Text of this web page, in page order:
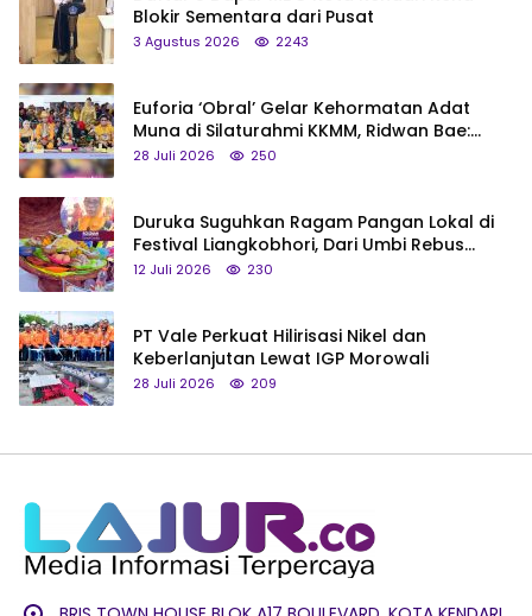
Blokir Sementara dari Pusat
3 Agustus 2026 2243
Euforia ‘Obral’ Gelar Kehormatan Adat
Muna di Silaturahmi KKMM, Ridwan Bae:
Saya Bukan Tipe Begitu, Belum Pantas!
28 Juli 2026 250
Duruka Suguhkan Ragam Pangan Lokal di
Festival Liangkobhori, Dari Umbi Rebus
hingga Tumpeng Beras Muna
12 Juli 2026 230
PT Vale Perkuat Hilirisasi Nikel dan
Keberlanjutan Lewat IGP Morowali
28 Juli 2026 209